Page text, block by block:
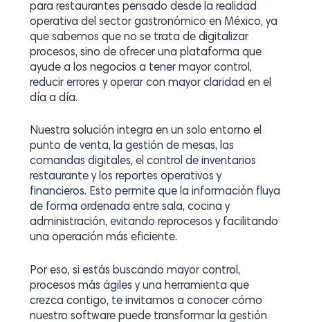
para restaurantes pensado desde la realidad
operativa del sector gastronómico en México, ya
que sabemos que no se trata de digitalizar
procesos, sino de ofrecer una plataforma que
ayude a los negocios a tener mayor control,
reducir errores y operar con mayor claridad en el
día a día.
Nuestra solución integra en un solo entorno el
punto de venta, la gestión de mesas, las
comandas digitales, el control de inventarios
restaurante y los reportes operativos y
financieros. Esto permite que la información fluya
de forma ordenada entre sala, cocina y
administración, evitando reprocesos y facilitando
una operación más eficiente.
Por eso, si estás buscando mayor control,
procesos más ágiles y una herramienta que
crezca contigo, te invitamos a conocer cómo
nuestro software puede transformar la gestión